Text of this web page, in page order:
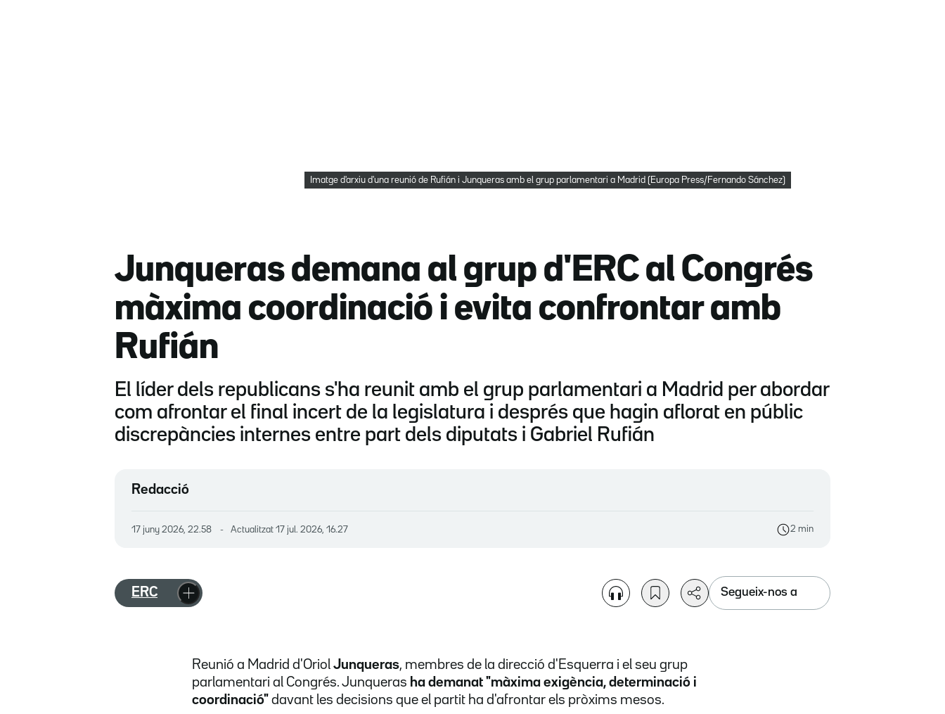
Imatge d'arxiu d'una reunió de Rufián i Junqueras amb el grup parlamentari a Madrid (Europa Press/Fernando Sánchez)
Junqueras demana al grup d'ERC al Congrés
màxima coordinació i evita confrontar amb
Rufián
El líder dels republicans s'ha reunit amb el grup parlamentari a Madrid per abordar
com afrontar el final incert de la legislatura i després que hagin aflorat en públic
discrepàncies internes entre part dels diputats i Gabriel Rufián
Redacció
17 juny 2026, 22.58 Actualitzat 17 jul. 2026, 16.27 2 min
ERC Segueix-nos a
Reunió a Madrid d'Oriol Junqueras, membres de la direcció d'Esquerra i el seu grup
parlamentari al Congrés. Junqueras ha demanat "màxima exigència, determinació i
coordinació" davant les decisions que el partit ha d'afrontar els pròxims mesos.